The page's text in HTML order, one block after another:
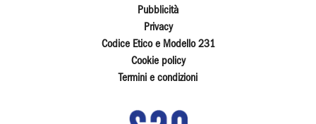
Pubblicità
Privacy
Codice Etico e Modello 231
Cookie policy
Termini e condizioni